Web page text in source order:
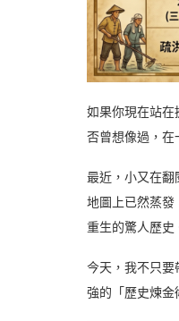
如果你現在站在
否曾想像過，在
最近，小又在
地圖上已然蒸發
重生的驚人歷史
今天，我不只要
強的「歷史煉金